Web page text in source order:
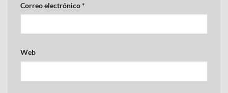
Correo electrónico*
Web